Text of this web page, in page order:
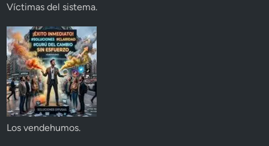
Víctimas del sistema.
Los vendehumos.